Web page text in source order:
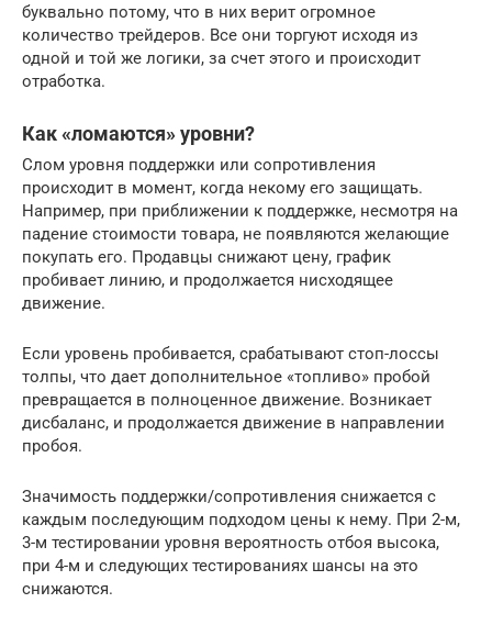
буквально потому, что в них верит огромное
количество трейдеров. Все они торгуют исходя из
одной и той же логики, за счет этого и происходит
отработка.
Как «ломаются» уровни?
Слом уровня поддержки или сопротивления
происходит в момент, когда некому его защищать.
Например, при приближении к поддержке, несмотря на
падение стоимости товара, не появляются желающие
покупать его. Продавцы снижают цену, график
пробивает линию, и продолжается нисходящее
движение.
Если уровень пробивается, срабатывают стоп-лоссы
толпы, что дает дополнительное «топливо» пробой
превращается в полноценное движение. Возникает
дисбаланс, и продолжается движение в направлении
пробоя.
Значимость поддержки/сопротивления снижается с
каждым последующим подходом цены к нему. При 2-м,
3-м тестировании уровня вероятность отбоя высока,
при 4-м и следующих тестированиях шансы на это
снижаются.